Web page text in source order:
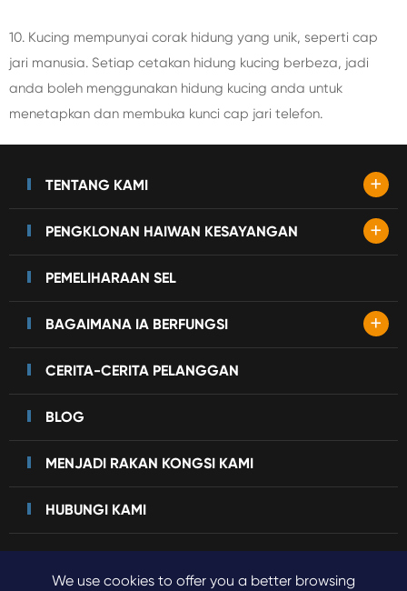
10. Kucing mempunyai corak hidung yang unik, seperti cap
jari manusia. Setiap cetakan hidung kucing berbeza, jadi
anda boleh menggunakan hidung kucing anda untuk
menetapkan dan membuka kunci cap jari telefon.
TENTANG KAMI +
PENGKLONAN HAIWAN KESAYANGAN +
PEMELIHARAAN SEL
BAGAIMANA IA BERFUNGSI +
CERITA-CERITA PELANGGAN
BLOG
MENJADI RAKAN KONGSI KAMI
HUBUNGI KAMI
We use cookies to offer you a better browsing